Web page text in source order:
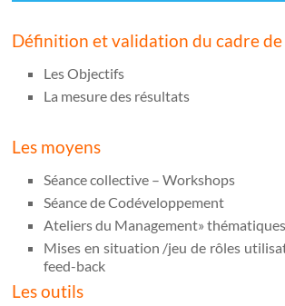
Définition et validation du cadre de
Les Objectifs
La mesure des résultats
Les moyens
Séance collective – Workshops
Séance de Codéveloppement
Ateliers du Management» thématiques
Mises en situation /jeu de rôles
feed-back
Les outils